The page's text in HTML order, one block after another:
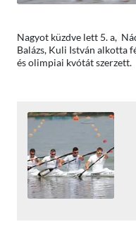
Nagyot küzdve lett 5. a,
Balázs, Kuli István alkotta
és olimpiai kvótát szerzett.